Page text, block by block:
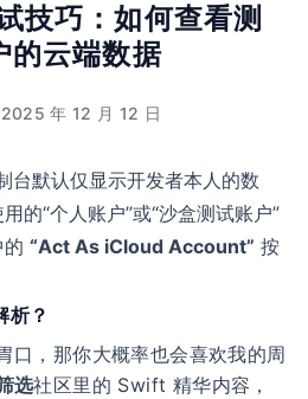
巧：如何查看测
的云端数据
2025 年 12 月 12 日
台默认仅显示开发者本人的数
的“个人账户”或“沙盒测试账户”
“Act As iCloud Account” 按
析？
口，那你大概率也会喜欢我的周
选社区里的 Swift 精华内容，